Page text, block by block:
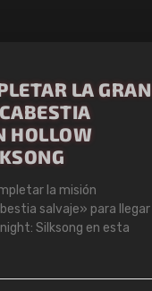
LA GRAN
HOLLOW
la misión
salvaje» para llegar
Silksong en esta